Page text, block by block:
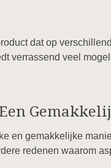
dat op
verrassend veel
en gemakkelijke
redenen waarom